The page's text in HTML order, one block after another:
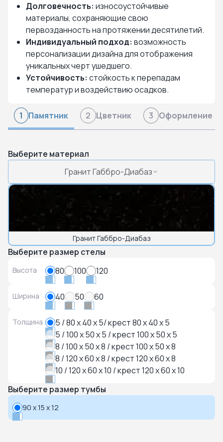
Долговечность: износоустойчивые
материалы, сохраняющие свою
первозданность на протяжении десятилетий.
Индивидуальный подход: возможность
персонализации дизайна для отображения
уникальных черт ушедшего.
Устойчивость: стойкость к перепадам
температур и воздействию осадков.
1 Памятник 2 Цветник 3 Оформление
Выберите материал
Гранит Габбро-Диабаз
Гранит Габбро-Диабаз
Выберите размер стелы
Высота 80 100 120
Ширина 40 50 60
Толщина
5 / 80 x 40 x 5/ крест 80 x 40 x 5
5 / 100 x 50 x 5 / крест 100 x 50 x 5
8 / 100 x 50 x 8 / крест 100 x 50 x 8
8 / 120 x 60 x 8 / крест 120 x 60 x 8
10 / 120 x 60 x 10 / крест 120 x 60 x 10
Выберите размер тумбы
90 x 15 x 12